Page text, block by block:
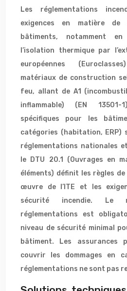
Les réglementations
exigences en matière
bâtiments, notamment
l’isolation thermique par
européennes
matériaux de construction
feu, allant de A1
inflammable) (EN
spécifiques pour les
catégories (habitation, ERP)
réglementations nationales
le DTU 20.1 (Ouvrages en
éléments) définit les règles
œuvre de l’ITE et les
sécurité incendie. Le
réglementations est
niveau de sécurité minimal
bâtiment. Les assurances
couvrir les dommages en
réglementations ne sont pas